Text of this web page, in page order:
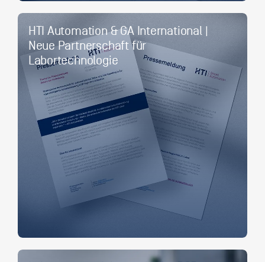
HTI Automation & GA International |
Neue Partnerschaft für
Labortechnologie